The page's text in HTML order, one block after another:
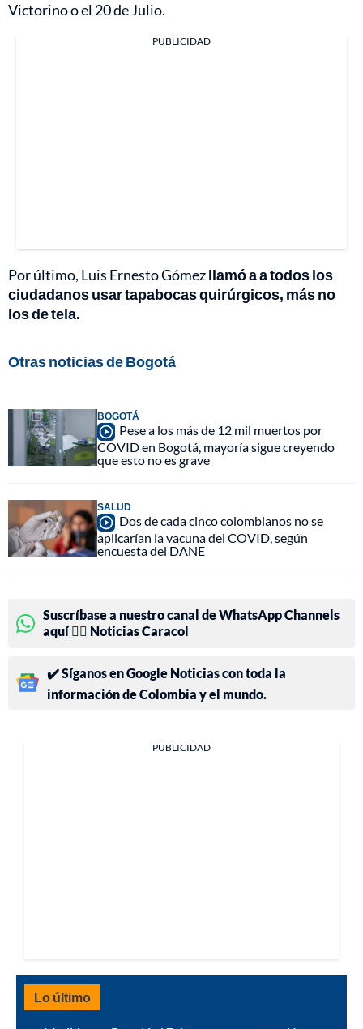
Victorino o el 20 de Julio.
PUBLICIDAD
Por último, Luis Ernesto Gómezllamó a a todos los
ciudadanos usar tapabocas quirúrgicos, más no
los de tela.
Otras noticias de Bogotá
BOGOTÁ
Pese a los más de 12 mil muertos por
COVID en Bogotá, mayoría sigue creyendo
que esto no es grave
SALUD
Dos de cada cinco colombianos no se
aplicarían la vacuna del COVID, según
encuesta del DANE
Suscríbase a nuestro canal de WhatsApp Channels
aquí 👉🏻 Noticias Caracol
✔️ Síganos en Google Noticias con toda la
información de Colombia y el mundo.
PUBLICIDAD
Lo último